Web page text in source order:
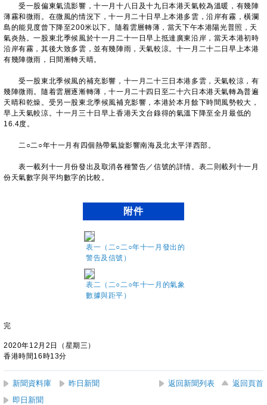
受一股偏東氣流影響，十一月十八日及十九日本港天氣較為溫暖，有幾陣
薄霧和微雨。在微風的情況下，十一月二十日早上本港多雲，沿岸有霧，橫瀾
島的能見度曾下降至200米以下。隨着雲層轉薄，當天下午本港陽光普照，天
氣炎熱。一股東北季候風於十一月二十一日早上抵達廣東沿岸，當天本港初時
沿岸有霧，其後大致多雲，並有幾陣雨，天氣較涼。十一月二十二日早上本港
有幾陣微雨，日間漸轉天晴。
受一股東北季候風的補充影響，十一月二十三日本港多雲，天氣較涼，有
幾陣微雨。隨着雲層逐漸轉薄，十一月二十四日至二十六日本港天氣轉為普遍
天晴和乾燥。受另一股東北季候風補充影響，本港於本月餘下時間風勢較大，
早上天氣較涼。十一月三十日早上香港天文台錄得的氣溫下降至全月最低的
16.4度。
二○二○年十一月有四個熱帶氣旋影響南海及北太平洋西部。
表一載列十一月份發出及取消各種警告／信號的詳情。表二則載列十一月
份天氣數字與平均數字的比較。
附件
表一（二○二○年十一月發出的
警告及信號）
表二（二○二○年十一月的氣象
數據與距平）
完
2020年12月2日（星期三）
香港時間16時13分
新聞資料庫 昨日新聞 返回新聞列表
返回頁首
即日新聞